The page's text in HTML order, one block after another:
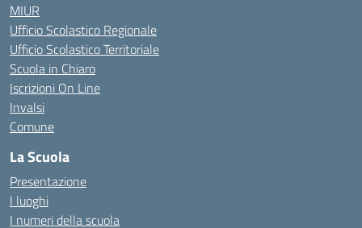
MIUR
Ufficio Scolastico Regionale
Ufficio Scolastico Territoriale
Scuola in Chiaro
Iscrizioni On Line
Invalsi
Comune
La Scuola
Presentazione
I luoghi
I numeri della scuola